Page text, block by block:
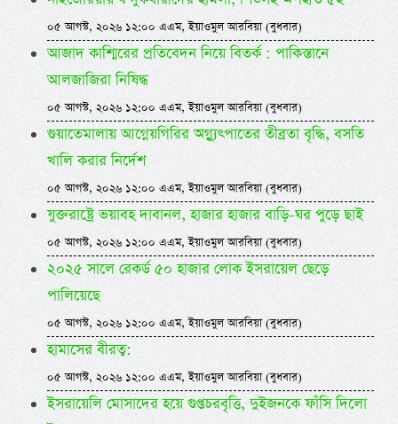
০৫ আগস্ট, ২০২৬ ১২:০০ এএম, ইয়াওমুল আরবিয়া (বুধবার)
আজাদ কাশ্মিরের প্রতিবেদন নিয়ে বিতর্ক : পাকিস্তানে
আলজাজিরা নিষিদ্ধ
০৫ আগস্ট, ২০২৬ ১২:০০ এএম, ইয়াওমুল আরবিয়া (বুধবার)
গুয়াতেমালায় আগ্নেয়গিরির অগ্ন্যুৎপাতের তীব্রতা বৃদ্ধি, বসতি
খালি করার নির্দেশ
০৫ আগস্ট, ২০২৬ ১২:০০ এএম, ইয়াওমুল আরবিয়া (বুধবার)
যুক্তরাষ্ট্রে ভয়াবহ দাবানল, হাজার হাজার বাড়ি-ঘর পুড়ে ছাই
০৫ আগস্ট, ২০২৬ ১২:০০ এএম, ইয়াওমুল আরবিয়া (বুধবার)
২০২৫ সালে রেকর্ড ৫০ হাজার লোক ইসরায়েল ছেড়ে
পালিয়েছে
০৫ আগস্ট, ২০২৬ ১২:০০ এএম, ইয়াওমুল আরবিয়া (বুধবার)
হামাসের বীরত্ব:
০৫ আগস্ট, ২০২৬ ১২:০০ এএম, ইয়াওমুল আরবিয়া (বুধবার)
ইসরায়েলি মোসাদের হয়ে গুপ্তচরবৃত্তি, দুইজনকে ফাঁসি দিলো